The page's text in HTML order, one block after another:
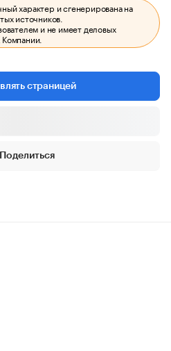
характер и сгенерирована на
источников.
и не имеет деловых
страницей
Поделиться